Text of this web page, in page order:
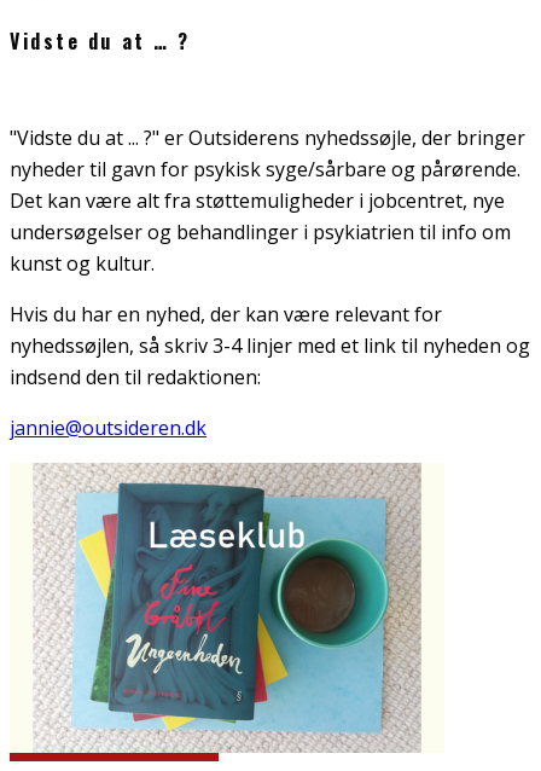
Vidste du at … ?
"Vidste du at ... ?" er Outsiderens nyhedssøjle, der bringer
nyheder til gavn for psykisk syge/sårbare og pårørende.
Det kan være alt fra støttemuligheder i jobcentret, nye
undersøgelser og behandlinger i psykiatrien til info om
kunst og kultur.
Hvis du har en nyhed, der kan være relevant for
nyhedssøjlen, så skriv 3-4 linjer med et link til nyheden og
indsend den til redaktionen:
jannie@outsideren.dk